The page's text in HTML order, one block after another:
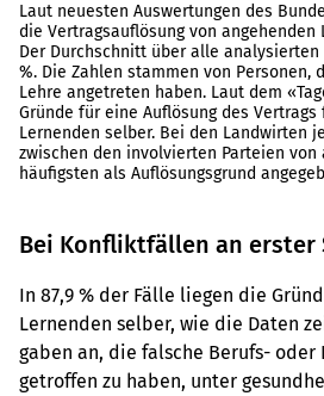
Laut neuesten Auswertungen des
die Vertragsauflösung von angehenden
Der Durchschnitt über alle analysierten
%. Die Zahlen stammen von Personen,
Lehre angetreten haben. Laut dem
Gründe für eine Auflösung des
Lernenden selber. Bei den Landwirten
zwischen den involvierten Parteien von
häufigsten als Auflösungsgrund
Bei Konfliktfällen an erster
In 87,9 % der Fälle liegen die
Lernenden selber, wie die Daten
gaben an, die falsche Berufs-
getroffen zu haben, unter